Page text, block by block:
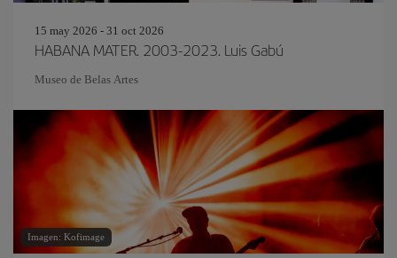
15 may 2026 - 31 oct 2026
HABANA MATER. 2003-2023. Luis Gabú
Museo de Belas Artes
Imagen: Kofimage